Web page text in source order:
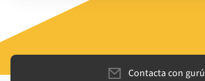
Contacta con gurú